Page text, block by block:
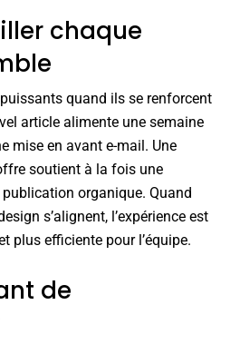
chaque
quand ils se renforcent
article alimente une semaine
mise en avant e-mail. Une
soutient à la fois une
organique. Quand
s’alignent, l’expérience est
plus efficiente pour l’équipe.
de